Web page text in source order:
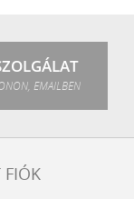
EMAILBEN
FIÓK